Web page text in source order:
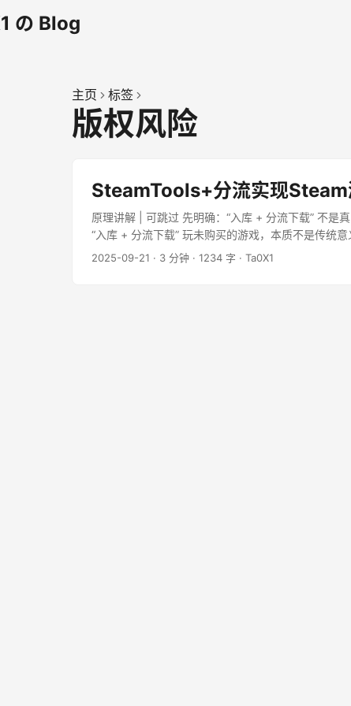
の Blog
主页 标签
版权风险
SteamTools+分流实现Steam
原理讲解 | 可跳过 先明确：“入库 + 分流下载” 不是
“入库 + 分流下载” 玩未购买的游戏，本质不是传统
权），而是钻了 “平台本地识别漏洞” 的空子 —— 但
2025-09-21 · 3 分钟 · 1234 字 · Ta0X1